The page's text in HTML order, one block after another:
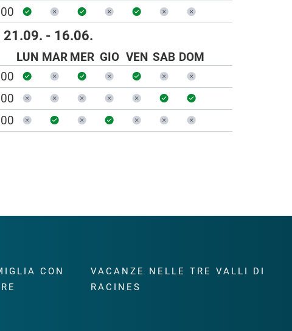
21.09. - 16.06.
LUN MAR MER GIO VEN SAB DOM
CON
VACANZE NELLE TRE VALLI DI
RACINES